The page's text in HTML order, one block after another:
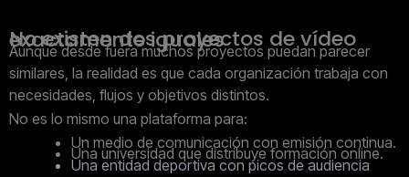
No existen dos proyectos de vídeo exactamente iguales
Aunque desde fuera muchos proyectos puedan parecer
similares, la realidad es que cada organización trabaja con
necesidades, flujos y objetivos distintos.
No es lo mismo una plataforma para:
Un medio de comunicación con emisión continua.
Una universidad que distribuye formación online.
Una entidad deportiva con picos de audiencia